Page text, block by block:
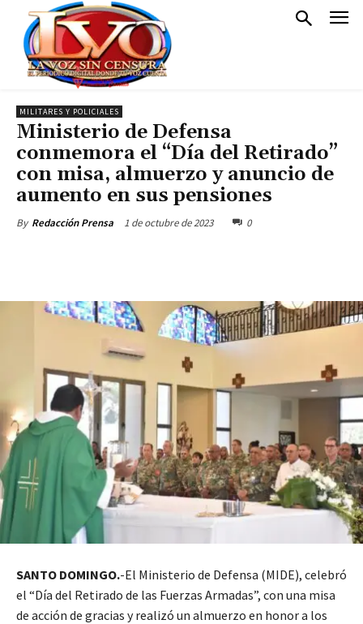
MILITARES Y POLICIALES
Ministerio de Defensa
conmemora el “Día del Retirado”
con misa, almuerzo y anuncio de
aumento en sus pensiones
By Redacción Prensa 1 de octubre de 2023 0
SANTO DOMINGO.-El Ministerio de Defensa (MIDE), celebró
el “Día del Retirado de las Fuerzas Armadas”, con una misa
de acción de gracias y realizó un almuerzo en honor a los